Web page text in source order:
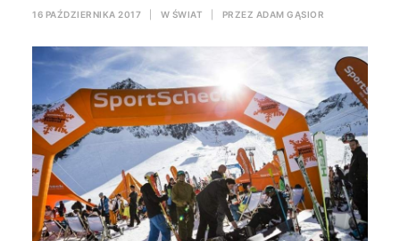
Polska
Świat
Podcasty
Rok Kobiet
Wasze Podróże
Wyszukiwanie
16 PAŹDZIERNIKA 2017 W ŚWIAT PRZEZ ADAM GĄSIOR